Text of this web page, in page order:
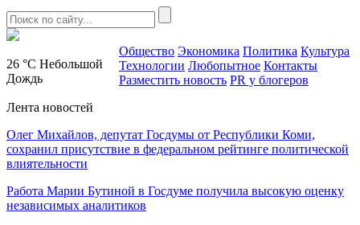
26 °C Небольшой
Дождь
Общество Экономика Политика Культура
Технологии Любопытное Контакты
Разместить новость PR у блогеров
Лента новостей
Олег Михайлов, депутат Госдумы от Республики Коми,
сохранил присутствие в федеральном рейтинге политической
влиятельности
Работа Марии Бутиной в Госдуме получила высокую оценку
независимых аналитиков